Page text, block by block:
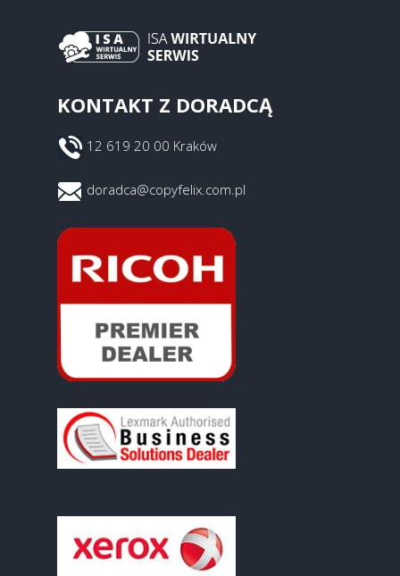
KONTAKT Z DORADCĄ
12 619 20 00 Kraków
doradca@copyfelix.com.pl